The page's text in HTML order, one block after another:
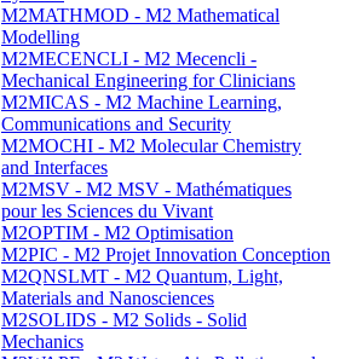
M2MATHMOD - M2 Mathematical
Modelling
M2MECENCLI - M2 Mecencli -
Mechanical Engineering for Clinicians
M2MICAS - M2 Machine Learning,
Communications and Security
M2MOCHI - M2 Molecular Chemistry
and Interfaces
M2MSV - M2 MSV - Mathématiques
pour les Sciences du Vivant
M2OPTIM - M2 Optimisation
M2PIC - M2 Projet Innovation Conception
M2QNSLMT - M2 Quantum, Light,
Materials and Nanosciences
M2SOLIDS - M2 Solids - Solid
Mechanics